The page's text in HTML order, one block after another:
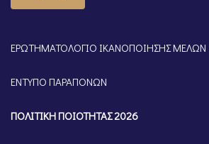
ΕΡΩΤΗΜΑΤΟΛΟΓΙΟ ΙΚΑΝΟΠΟΙΗΣΗΣ ΜΕΛΩΝ
ΕΝΤΥΠΟ ΠΑΡΑΠΟΝΩΝ
ΠΟΛΙΤΙΚΗ ΠΟΙΟΤΗΤΑΣ 2026